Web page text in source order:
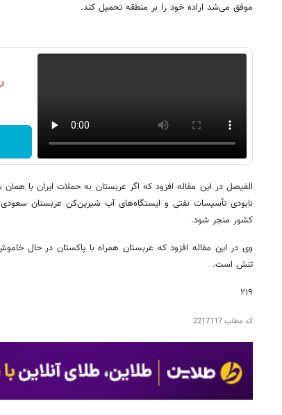
موفق می‌شد اراده خود را بر منطقه تحمیل کند.
الفیصل در این مقاله افزود که اگر عربستان به حملات ایران با
نابودی تأسیسات نفتی و ایستگاه‌های آب شیرین‌کن عربستان
کشور منجر شود.
وی در این مقاله افزود که عربستان همراه با پاکستان در حال
تنش است.
۲۱۹
کد مطلب2217117